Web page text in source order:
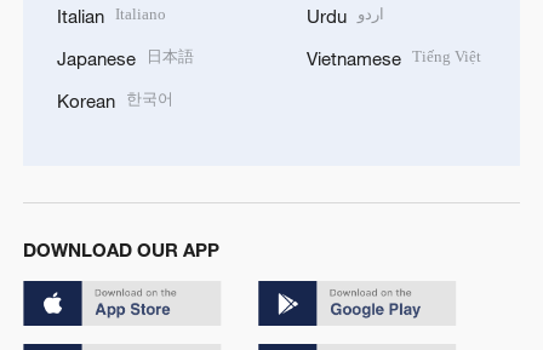
Italian Italiano
Japanese 日本語
Korean 한국어
Urdu اردو
Vietnamese Tiếng Việt
DOWNLOAD OUR APP